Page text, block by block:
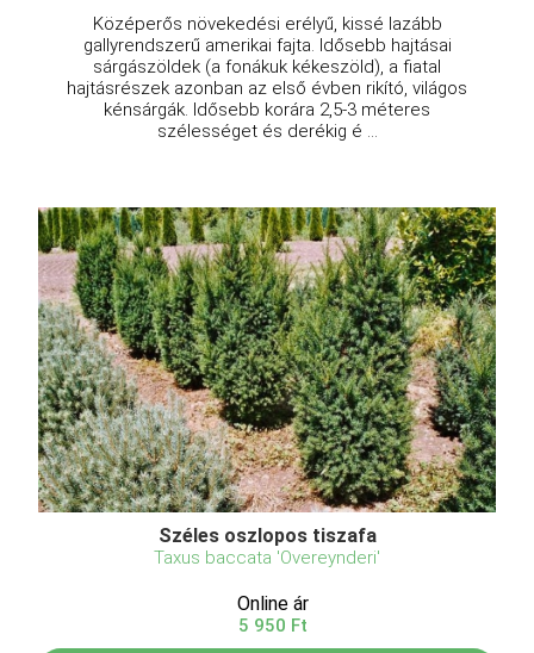
Középerős növekedési erélyű, kissé lazább
gallyrendszerű amerikai fajta. Idősebb hajtásai
sárgászöldek (a fonákuk kékeszöld), a fiatal
hajtásrészek azonban az első évben rikító, világos
kénsárgák. Idősebb korára 2,5-3 méteres
szélességet és derékig é ...
Széles oszlopos tiszafa
Taxus baccata 'Overeynderi'
Online ár
5 950 Ft